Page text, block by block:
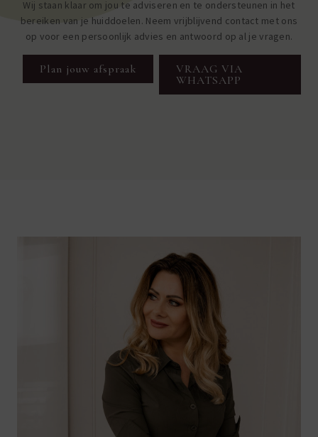
Wij staan klaar om jou te adviseren en te ondersteunen in het
bereiken van je huiddoelen. Neem vrijblijvend contact met ons
op voor een persoonlijk advies en antwoord op al je vragen.
Plan jouw afspraak
VRAAG VIA
WHATSAPP